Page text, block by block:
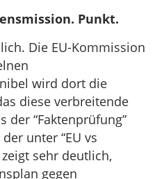
Punkt.
Die EU-Kommission
wird dort die
diese verbreitende
der “Faktenprüfung”
unter “EU vs
sehr deutlich,
gegen